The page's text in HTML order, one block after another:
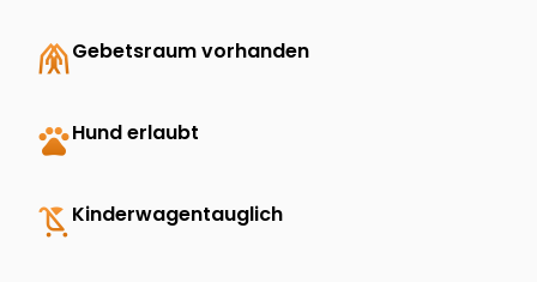
folded_handsGebetsraum vorhanden
petsHund erlaubt
child_friendly Kinderwagentauglich